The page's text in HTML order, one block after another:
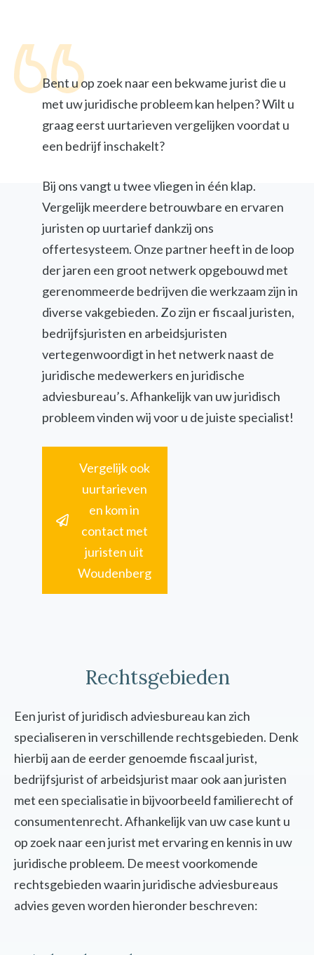
Bent u op zoek naar een bekwame jurist die u
met uw juridische probleem kan helpen? Wilt u
graag eerst uurtarieven vergelijken voordat u
een bedrijf inschakelt?
Bij ons vangt u twee vliegen in één klap.
Vergelijk meerdere betrouwbare en ervaren
juristen op uurtarief dankzij ons
offertesysteem. Onze partner heeft in de loop
der jaren een groot netwerk opgebouwd met
gerenommeerde bedrijven die werkzaam zijn in
diverse vakgebieden. Zo zijn er fiscaal juristen,
bedrijfsjuristen en arbeidsjuristen
vertegenwoordigt in het netwerk naast de
juridische medewerkers en juridische
adviesbureau’s. Afhankelijk van uw juridisch
probleem vinden wij voor u de juiste specialist!
Vergelijk ook
uurtarieven
en kom in
contact met
juristen uit
Woudenberg
Rechtsgebieden
Een jurist of juridisch adviesbureau kan zich
specialiseren in verschillende rechtsgebieden. Denk
hierbij aan de eerder genoemde fiscaal jurist,
bedrijfsjurist of arbeidsjurist maar ook aan juristen
met een specialisatie in bijvoorbeeld familierecht of
consumentenrecht. Afhankelijk van uw case kunt u
op zoek naar een jurist met ervaring en kennis in uw
juridische probleem. De meest voorkomende
rechtsgebieden waarin juridische adviesbureaus
advies geven worden hieronder beschreven: